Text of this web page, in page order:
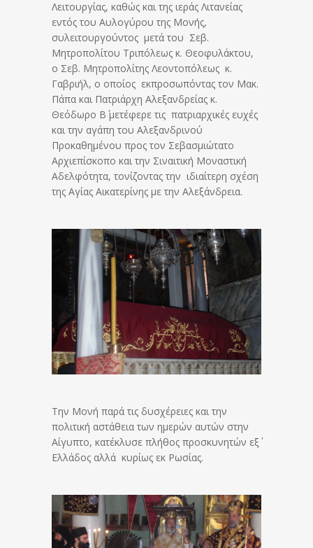
Λειτουργίας, καθώς και της ιεράς Λιτανείας
εντός του Αυλογύρου της Μονής,
συλειτουργούντος μετά του Σεβ.
Μητροπολίτου Τριπόλεως κ. Θεοφυλάκτου,
ο Σεβ. Μητροπολίτης Λεοντοπόλεως κ.
Γαβριήλ, ο οποίος εκπροσωπόντας τον Μακ.
Πάπα και Πατριάρχη Αλεξανδρείας κ.
Θεόδωρο Β΄ μετέφερε τις πατριαρχικές ευχές
και την αγάπη του Αλεξανδρινού
Προκαθημένου προς τον Σεβασμιώτατο
Αρχιεπίσκοπο και την Σιναιτική Μοναστική
Αδελφότητα, τονίζοντας την ιδιαίτερη σχέση
της Αγίας Αικατερίνης με την Αλεξάνδρεια.
Την Μονή παρά τις δυσχέρειες και την
πολιτική αστάθεια των ημερών αυτών στην
Αίγυπτο, κατέκλυσε πλήθος προσκυνητών εξ΄
Ελλάδος αλλά κυρίως εκ Ρωσίας.